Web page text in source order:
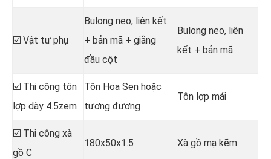
☑️ Vật tư phụ
Bulong neo, liên kết
+ bản mã + giằng
đầu cột
Bulong neo, liên
kết + bản mã
☑️ Thi công tôn
lợp dày 4.5zem
Tôn Hoa Sen hoặc
tương đương
Tôn lợp mái
☑️ Thi công xà
gồ C
180x50x1.5 Xà gồ mạ kẽm